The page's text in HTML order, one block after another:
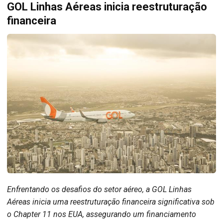
GOL Linhas Aéreas inicia reestruturação
financeira
Enfrentando os desafios do setor aéreo, a GOL Linhas
Aéreas inicia uma reestruturação financeira significativa sob
o Chapter 11 nos EUA, assegurando um financiamento